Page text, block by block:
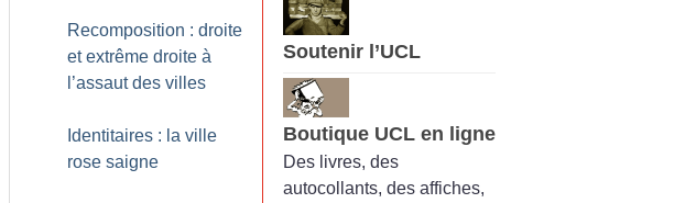
Recomposition : droite
et extrême droite à
l’assaut des villes
Identitaires : la ville
rose saigne
Soutenir l’UCL
Boutique UCL en ligne
Des livres, des
autocollants, des affiches,